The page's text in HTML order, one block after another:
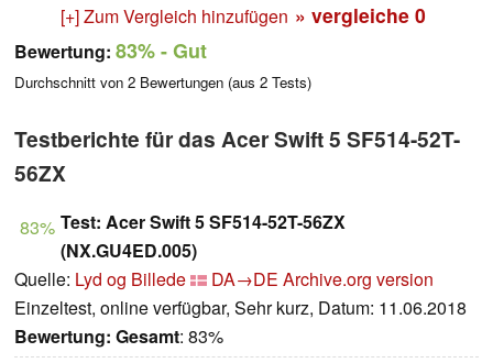
[+] Zum Vergleich hinzufügen » vergleiche 0
Bewertung: 83%- Gut
Durchschnitt von 2 Bewertungen (aus 2 Tests)
Testberichte für das Acer Swift 5 SF514-52T-
56ZX
83% Test: Acer Swift 5 SF514-52T-56ZX
(NX.GU4ED.005)
Quelle: Lyd og Billede DA→DE Archive.org version
Einzeltest, online verfügbar, Sehr kurz, Datum: 11.06.2018
Bewertung: Gesamt: 83%